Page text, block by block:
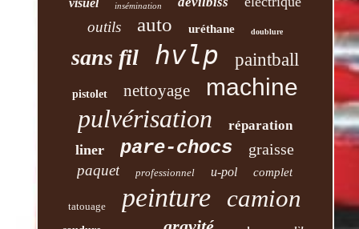
visuel insémination
outils auto uréthane doublure
sans fil hvlp paintball
pistolet nettoyage machine
pulvérisation réparation
liner pare-chocs graisse
paquet professionnel u-pol complet
tatouage peinture camion